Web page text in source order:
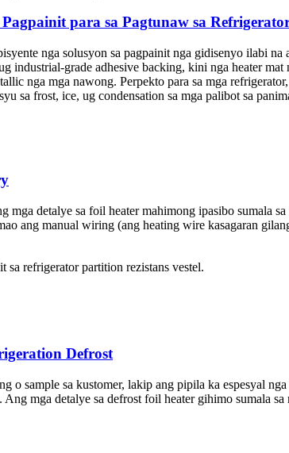
para sa Pagtunaw sa
nga solusyon sa pagpainit nga gidisenyo ilabi na
grade adhesive backing, kini nga heater mat
nga mga nawong. Perpekto para sa mga
sa frost, ice, ug condensation sa mga palibot sa
detalye sa foil heater mahimong ipasibo sumala
ang manual wiring (ang heating wire kasagaran
refrigerator partition rezistans vestel.
Defrost
sample sa kustomer, lakip ang pipila ka espesyal
mga detalye sa defrost foil heater gihimo sumala